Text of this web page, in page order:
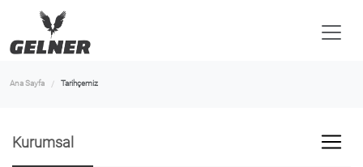
Ana Sayfa Tarihçemiz
Kurumsal